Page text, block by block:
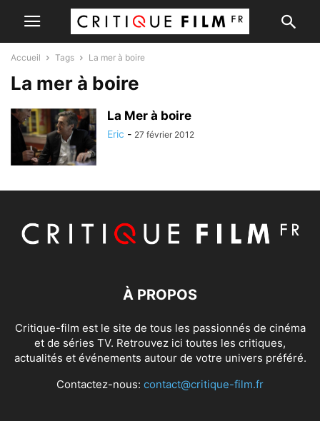
Accueil Tags La mer à boire
La mer à boire
La Mer à boire
Eric - 27 février 2012
À PROPOS
Critique-film est le site de tous les passionnés de cinéma
et de séries TV. Retrouvez ici toutes les critiques,
actualités et événements autour de votre univers préféré.
Contactez-nous: contact@critique-film.fr